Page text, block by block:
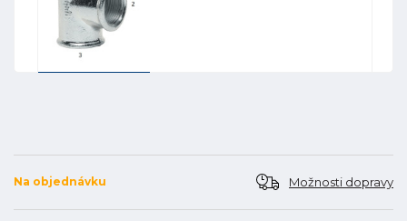
Na objednávku Možnosti dopravy